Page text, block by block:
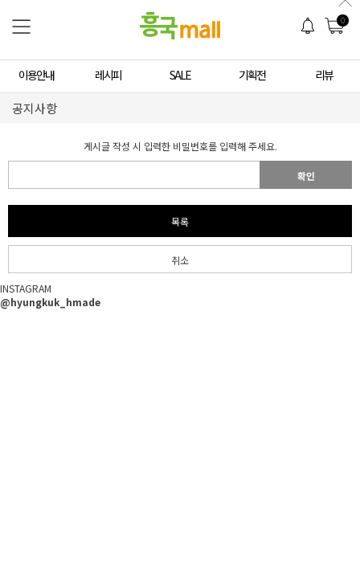
0
이용안내 레시피 SALE 기획전 리뷰
공지사항
게시글 작성 시 입력한 비밀번호를 입력해 주세요.
확인
목록
취소
INSTAGRAM
@hyungkuk_hmade